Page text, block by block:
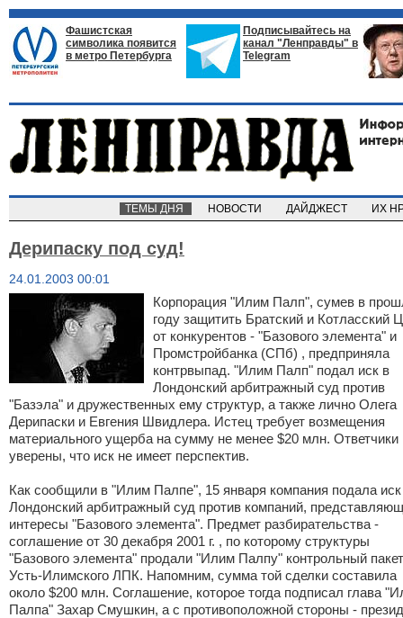
Фашистская
символика появится
в метро Петербурга
Подписывайтесь на
канал "Ленправды" в
Telegram
ТЕМЫ ДНЯ НОВОСТИ ДАЙДЖЕСТ ИХ
Дерипаску под суд!
24.01.2003 00:01
Корпорация "Илим Палп", сумев в
году защитить Братский и Котласский
от конкурентов - "Базового элемента" и
Промстройбанка (СПб) , предприняла
контрвыпад. "Илим Палп" подал иск в
Лондонский арбитражный суд против
"Базэла" и дружественных ему структур, а также лично Олега
Дерипаски и Евгения Швидлера. Истец требует возмещения
материального ущерба на сумму не менее $20 млн. Ответчики
уверены, что иск не имеет перспектив.
Как сообщили в "Илим Палпе", 15 января компания подала
Лондонский арбитражный суд против компаний,
интересы "Базового элемента". Предмет разбирательства -
соглашение от 30 декабря 2001 г. , по которому структуры
"Базового элемента" продали "Илим Палпу" контрольный пакет
Усть-Илимского ЛПК. Напомним, сумма той сделки составила
около $200 млн. Соглашение, которое тогда подписал глава
Палпа" Захар Смушкин, а с противоположной стороны -